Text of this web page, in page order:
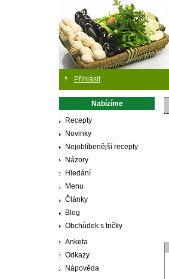
Přihlásit
Nabízíme
Recepty
Novinky
Nejoblíbenější recepty
Názory
Hledání
Menu
Články
Blog
Obchůdek s tričky
Anketa
Odkazy
Nápověda